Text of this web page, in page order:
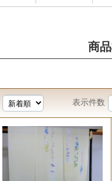
商
表示件数